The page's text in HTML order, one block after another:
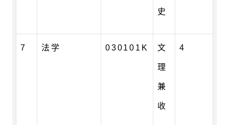
史
7 法学 030101K 文
理
兼
收
4